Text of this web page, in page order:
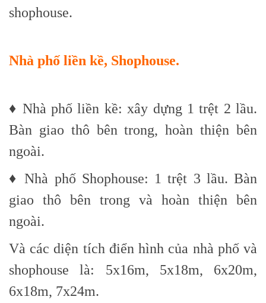
shophouse.
Nhà phố liền kề, Shophouse.
♦ Nhà phố liền kề: xây dựng 1 trệt 2 lầu.
Bàn giao thô bên trong, hoàn thiện bên
ngoài.
♦ Nhà phố Shophouse: 1 trệt 3 lầu. Bàn
giao thô bên trong và hoàn thiện bên
ngoài.
Và các diện tích điển hình của nhà phố và
shophouse là: 5x16m, 5x18m, 6x20m,
6x18m, 7x24m.